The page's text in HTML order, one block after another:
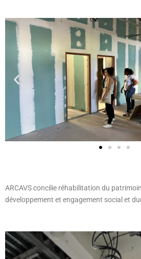
ARCAVS concilie réhabilitation du
développement et engagement social et